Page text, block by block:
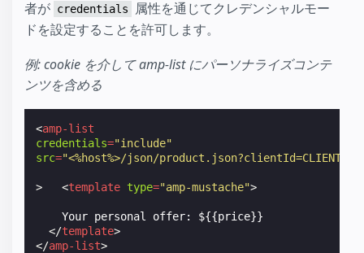
者が credentials
属性を通じてクレデンシャルモー
ドを設定することを許可します。
例: cookie を介して amp-list にパーソナライズコンテ
ンツを含める
<amp-list
credentials="include"
src="<%host%>/json/
> <template type="amp-mustache">
    Your personal offer: ${{price}}
</template>
</amp-list>